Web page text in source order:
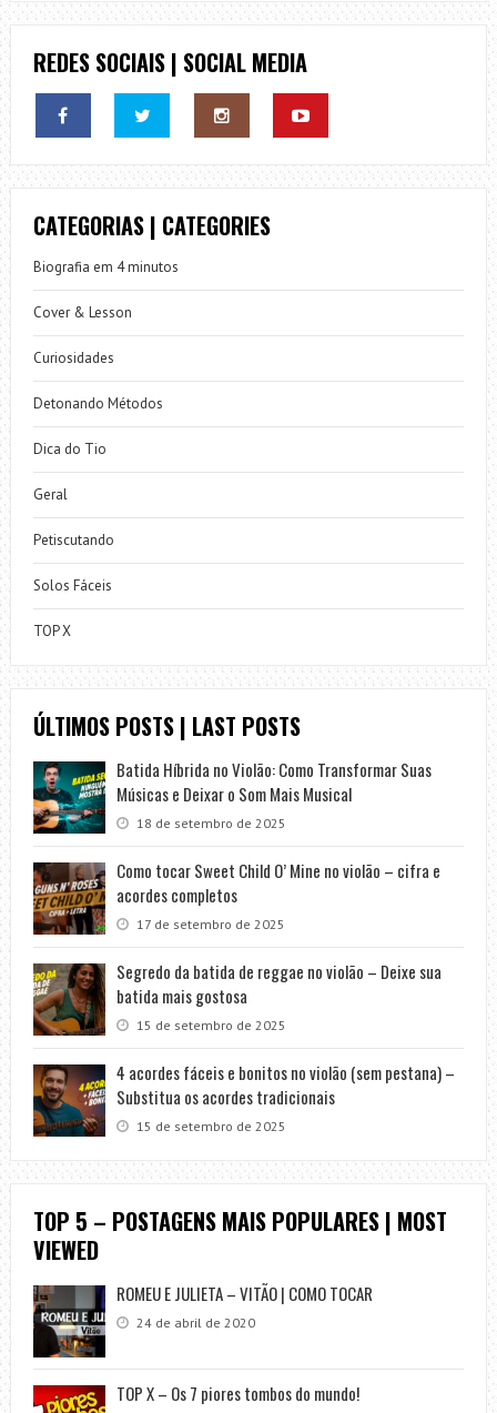
REDES SOCIAIS | SOCIAL MEDIA
CATEGORIAS | CATEGORIES
Biografia em 4 minutos
Cover & Lesson
Curiosidades
Detonando Métodos
Dica do Tio
Geral
Petiscutando
Solos Fáceis
TOP X
ÚLTIMOS POSTS | LAST POSTS
Batida Híbrida no Violão: Como Transformar Suas
Músicas e Deixar o Som Mais Musical
18 de setembro de 2025
Como tocar Sweet Child O’ Mine no violão – cifra e
acordes completos
17 de setembro de 2025
Segredo da batida de reggae no violão – Deixe sua
batida mais gostosa
15 de setembro de 2025
4 acordes fáceis e bonitos no violão (sem pestana) –
Substitua os acordes tradicionais
15 de setembro de 2025
TOP 5 – POSTAGENS MAIS POPULARES | MOST
VIEWED
ROMEU E JULIETA – VITÃO | COMO TOCAR
24 de abril de 2020
TOP X – Os 7 piores tombos do mundo!